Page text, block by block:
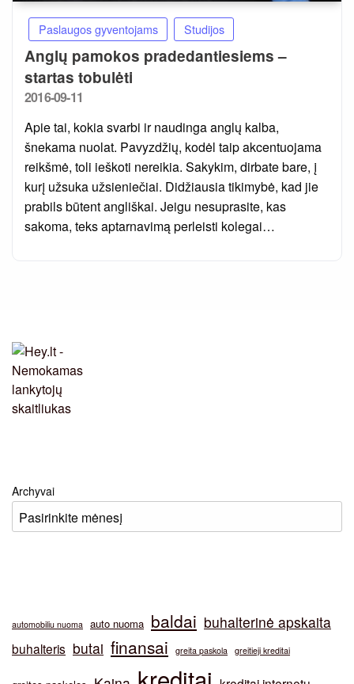
Paslaugos gyventojams Studijos
Anglų pamokos pradedantiesiems –
startas tobulėti
Posted
2016-09-11
Apie tai, kokia svarbi ir naudinga anglų kalba,
šnekama nuolat. Pavyzdžių, kodėl taip akcentuojama
reikšmė, toli ieškoti nereikia. Sakykim, dirbate bare, į
kurį užsuka užsieniečiai. Didžiausia tikimybė, kad jie
prabils būtent angliškai. Jeigu nesuprasite, kas
sakoma, teks aptarnavimą perleisti kolegai…
Archyvai
automobiliu nuoma auto nuoma baldai buhalterinė apskaita
buhalteris butai finansai greita paskola greitieji kreditai